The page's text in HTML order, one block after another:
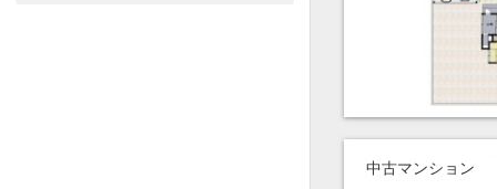
中古マンション